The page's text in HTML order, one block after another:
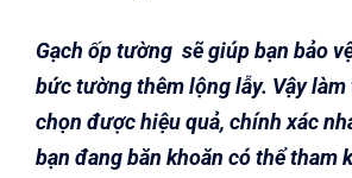
Gạch ốp tường sẽ giúp bạn bảo
bức tường thêm lộng lẫy. Vậy làm
chọn được hiệu quả, chính xác
bạn đang băn khoăn có thể tham